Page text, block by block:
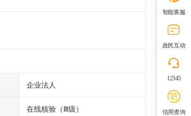
企业法人
在线核验（Ⅲ级）
智能客服
政民互动
12345
信用查询